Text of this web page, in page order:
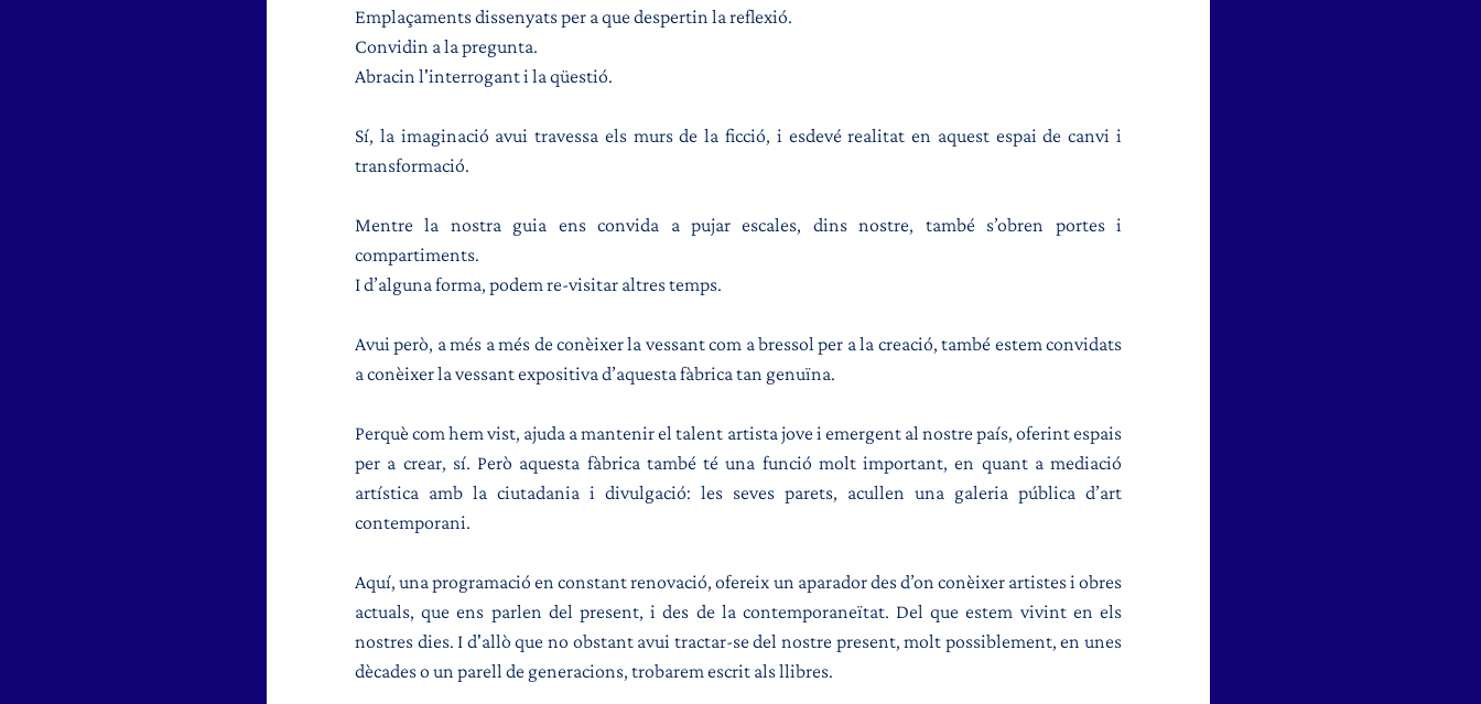
Emplaçaments dissenyats per a que despertin la reflexió.
Convidin a la pregunta.
Abracin l'interrogant i la qüestió.
Sí, la imaginació avui travessa els murs de la ficció, i esdevé realitat en aquest espai de canvi i
transformació.
Mentre la nostra guia ens convida a pujar escales, dins nostre, també s’obren portes i
compartiments.
I d’alguna forma, podem re-visitar altres temps.
Avui però, a més a més de conèixer la vessant com a bressol per a la creació, també estem convidats
a conèixer la vessant expositiva d’aquesta fàbrica tan genuïna.
Perquè com hem vist, ajuda a mantenir el talent artista jove i emergent al nostre país, oferint espais
per a crear, sí. Però aquesta fàbrica també té una funció molt important, en quant a mediació
artística amb la ciutadania i divulgació: les seves parets, acullen una galeria pública d’art
contemporani.
Aquí, una programació en constant renovació, ofereix un aparador des d’on conèixer artistes i obres
actuals, que ens parlen del present, i des de la contemporaneïtat. Del que estem vivint en els
nostres dies. I d'allò que no obstant avui tractar-se del nostre present, molt possiblement, en unes
dècades o un parell de generacions, trobarem escrit als llibres.